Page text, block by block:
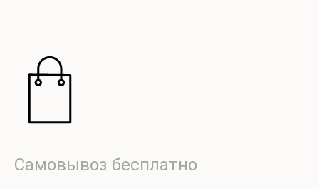
Самовывоз бесплатно